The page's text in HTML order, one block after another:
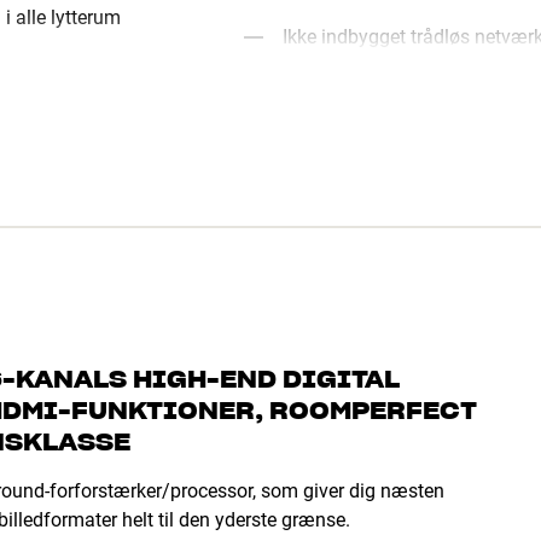
alle lytterum
Ikke indbygget trådløs
KANALS HIGH-END DIGITAL
FUNKTIONER, ROOMPERFECT
forforstærker/processor, som giver dig næsten
helt til den yderste grænse.